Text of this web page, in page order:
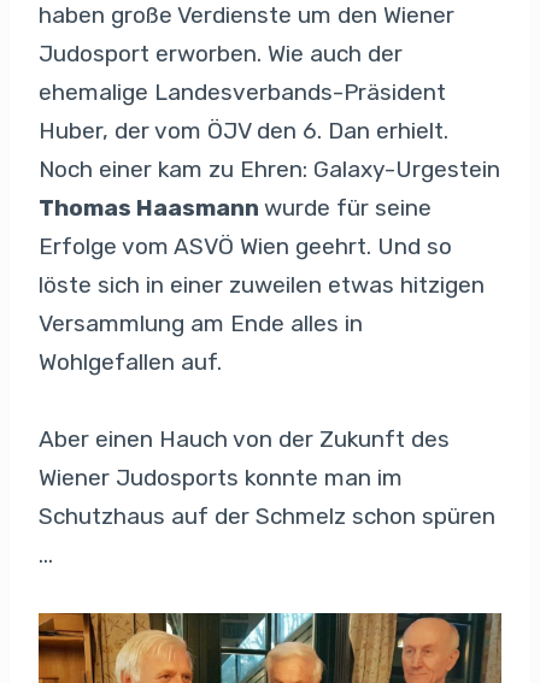
haben große Verdienste um den Wiener
Judosport erworben. Wie auch der
ehemalige Landesverbands-Präsident
Huber, der vom ÖJV den 6. Dan erhielt.
Noch einer kam zu Ehren: Galaxy-Urgestein
Thomas Haasmann wurde für seine
Erfolge vom ASVÖ Wien geehrt. Und so
löste sich in einer zuweilen etwas hitzigen
Versammlung am Ende alles in
Wohlgefallen auf.
Aber einen Hauch von der Zukunft des
Wiener Judosports konnte man im
Schutzhaus auf der Schmelz schon spüren
…